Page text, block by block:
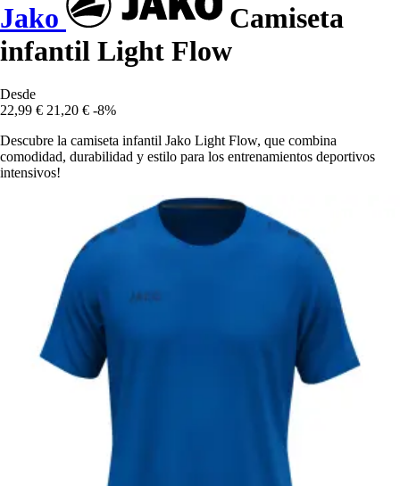
Jako
Camiseta
infantil Light Flow
Desde
22,99 € 21,20 € -8%
Descubre la camiseta infantil Jako Light Flow, que combina
comodidad, durabilidad y estilo para los entrenamientos deportivos
intensivos!